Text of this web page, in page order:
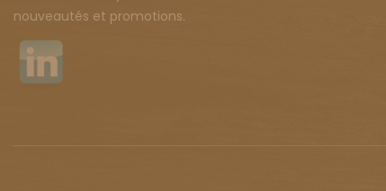
nouveautés et promotions.